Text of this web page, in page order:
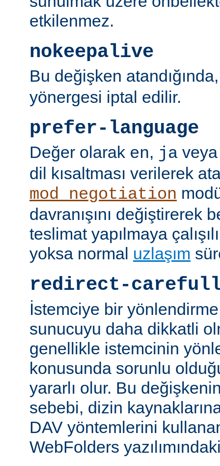
etkilenmez.
nokeepalive
Bu değişken
yönergesi iptal edilir.
prefer-language
Değer olarak en, ja
dil kısaltması verilerek
mod_negotiation
davranışını değiştirerek
teslimat yapılmaya
yoksa normal uzlaşım
redirect-
İstemciye bir
sunucuyu daha dikkatli
genellikle istemcinin
konusunda sorunlu
yararlı olur. Bu
sebebi, dizin
DAV yöntemlerini
WebFolders